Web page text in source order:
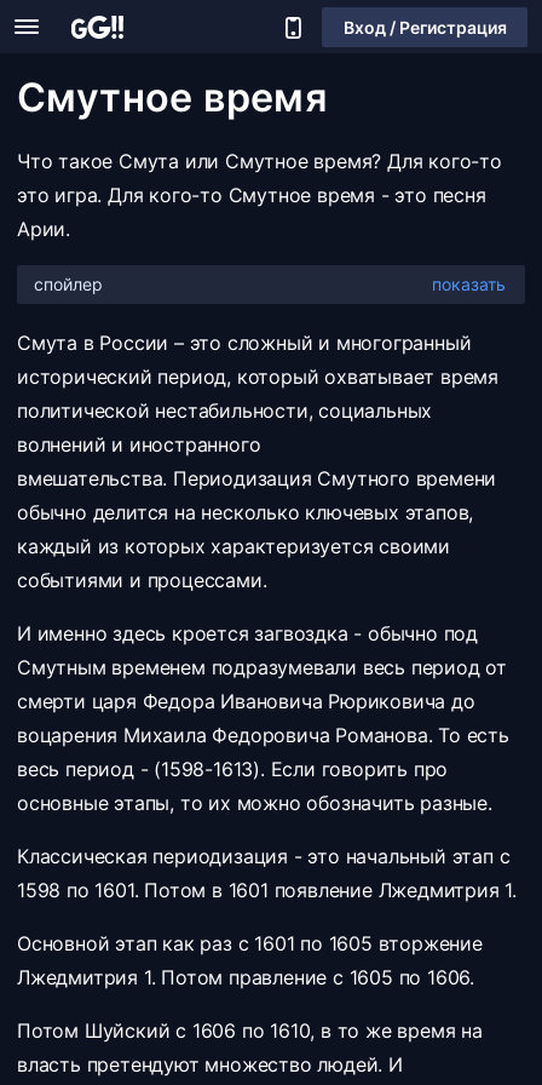
Вход / Регистрация
Смутное время
Что такое Смута или Смутное время? Для кого-то
это игра. Для кого-то Смутное время - это песня
Арии.
спойлер
[Куплет 1]
Смутное время –
Призрак свободы на коне
Кровь по колено
Словно в каком-то диком сне
Тешится люд – бьют старых богов
Молится люд – ждут праведных снов
[Куплет 2]
Близких несчастий верный знак
Воины света
Павших сжигают на кострах
Воины тьмы – мир взяли в кольцо
Тысячи птиц вниз рухнут дождем
[Преприпев]
Мы не знаем, кто мы –
Дети красной звезды
Или новых могил…
[Припев]
Танец смерти прост и страшен
Смута в России – это сложный и многогранный
исторический период, который охватывает время
политической нестабильности, социальных
волнений и иностранного
вмешательства. Периодизация Смутного времени
обычно делится на несколько ключевых этапов,
каждый из которых характеризуется своими
событиями и процессами.
И именно здесь кроется загвоздка - обычно под
Смутным временем подразумевали весь период от
смерти царя Федора Ивановича Рюриковича до
воцарения Михаила Федоровича Романова. То есть
весь период - (1598-1613). Если говорить про
основные этапы, то их можно обозначить разные.
Классическая периодизация - это начальный этап с
1598 по 1601. Потом в 1601 появление Лжедмитрия 1.
Основной этап как раз с 1601 по 1605 вторжение
Лжедмитрия 1. Потом правление с 1605 по 1606.
Потом Шуйский с 1606 по 1610, в то же время на
власть претендуют множество людей. И